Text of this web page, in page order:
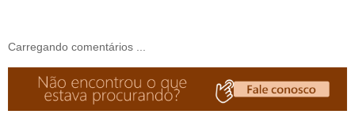
Carregando comentários ...